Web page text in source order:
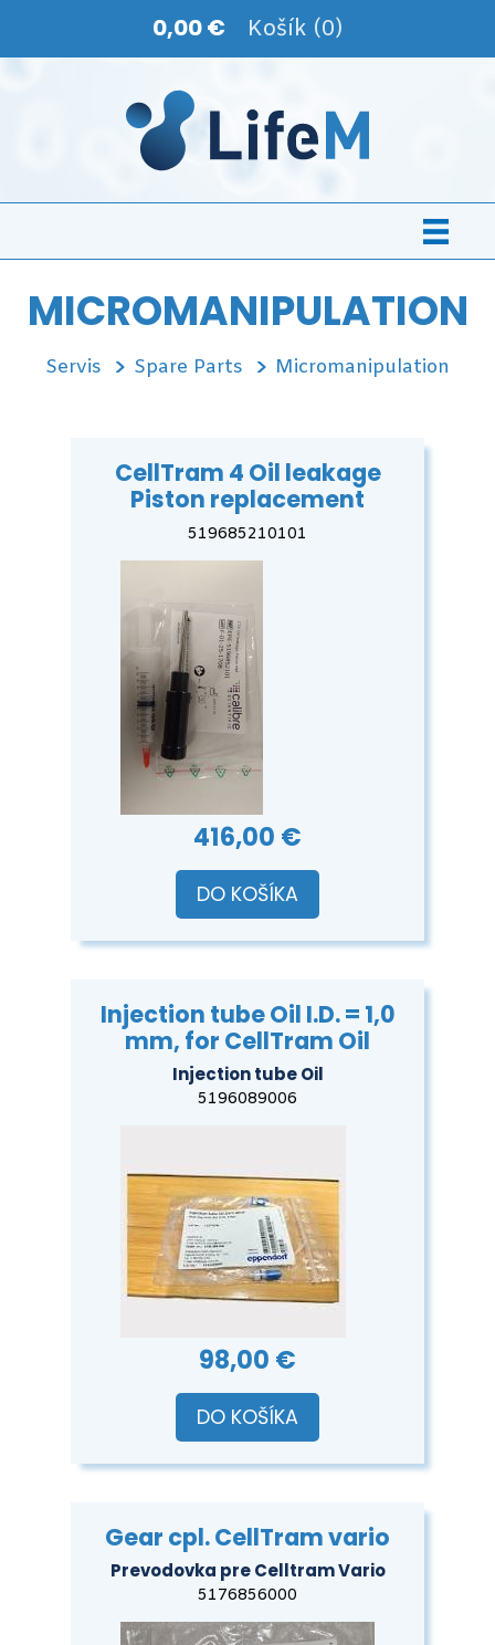
0,00 € Košík (0)
MICROMANIPULATION
Servis Spare Parts Micromanipulation
CellTram 4 Oil leakage
Piston replacement
519685210101
416,00 €
DO KOŠÍKA
Injection tube Oil I.D. = 1,0
mm, for CellTram Oil
Injection tube Oil
5196089006
98,00 €
DO KOŠÍKA
Gear cpl. CellTram vario
Prevodovka pre Celltram Vario
5176856000